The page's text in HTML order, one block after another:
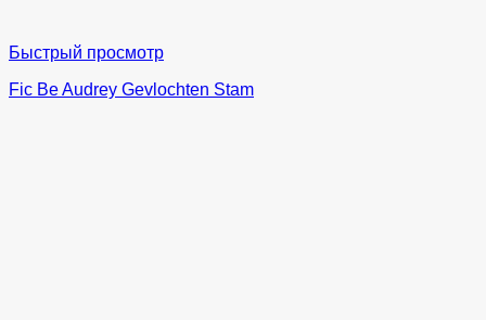
Быстрый просмотр
Fic Be Audrey Gevlochten Stam